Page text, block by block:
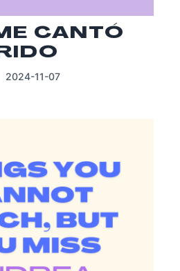
CANTÓ
2024-11-07